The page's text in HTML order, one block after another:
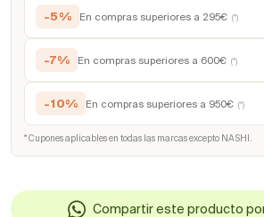
-5% En compras superiores a 295€ (*)
-7% En compras superiores a 600€ (*)
-10% En compras superiores a 950€ (*)
* Cupones aplicables en todas las marcas excepto NASHI.
Compartir este producto